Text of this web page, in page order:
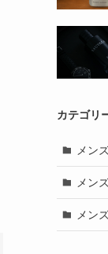
カテゴリ
メン
メン
メン